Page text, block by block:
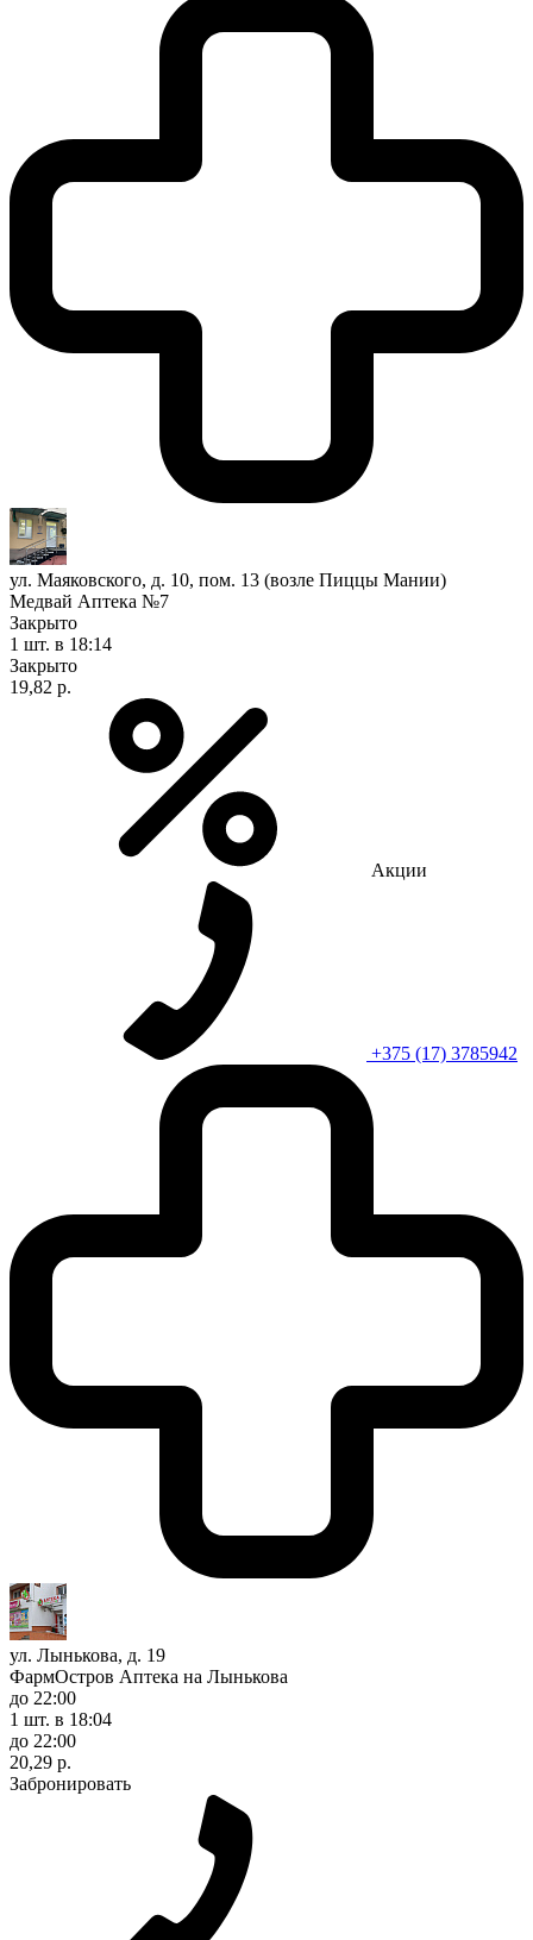
ул. Маяковского, д. 10, пом. 13 (возле Пиццы Мании)
Медвай Аптека №7
Закрыто
1 шт. в 18:14
Закрыто
19,82 р.
Акции
+375 (17) 3785942
ул. Лынькова, д. 19
ФармОстров Аптека на Лынькова
до 22:00
1 шт. в 18:04
до 22:00
20,29 р.
Забронировать